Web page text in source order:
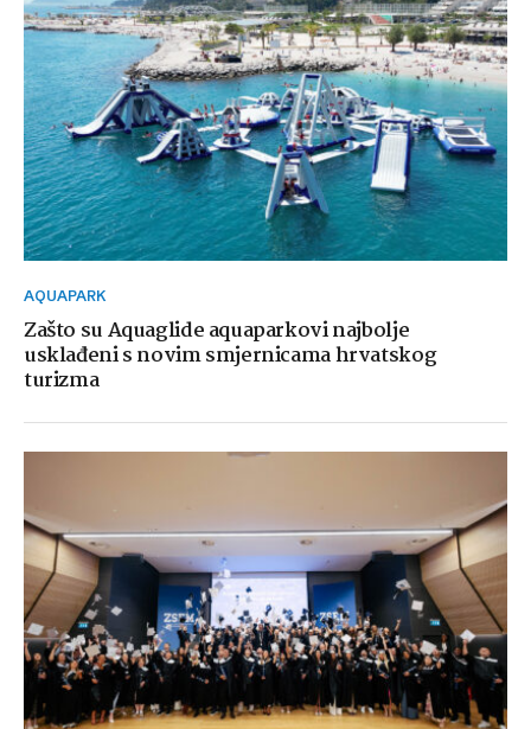
AQUAPARK
Zašto su Aquaglide aquaparkovi najbolje
usklađeni s novim smjernicama hrvatskog
turizma